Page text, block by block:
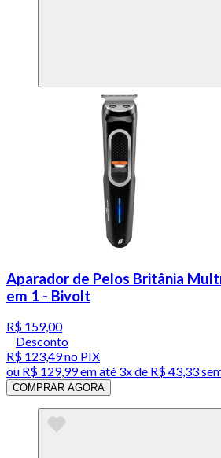
Aparador de Pelos Britânia
em 1 - Bivolt
R$ 159,00
Desconto
R$ 123,49no PIX
ou R$ 129,99em até 3x de R$ 43,33
COMPRAR AGORA